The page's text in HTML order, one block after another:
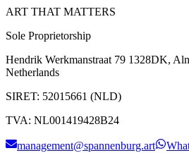
ART THAT MATTERS
Sole Proprietorship
Hendrik Werkmanstraat 79 1328DK,
Netherlands
SIRET: 52015661 (NLD)
TVA: NL001419428B24
management@spannenburg.art